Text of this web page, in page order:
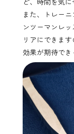
また、トレー
ンツーマンレ
リアにできま
効果が期待でき